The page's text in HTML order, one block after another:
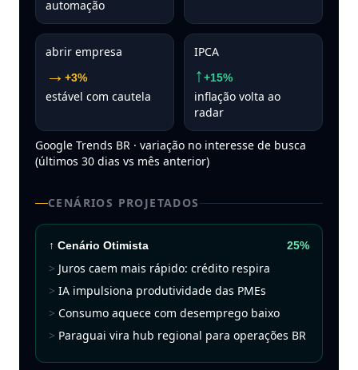
automação
abrir empresa
→ +3%
estável com cautela
IPCA
↑+15%
inflação volta ao
radar
Google Trends BR · variação no interesse de busca
(últimos 30 dias vs mês anterior)
CENÁRIOS PROJETADOS
↑ Cenário Otimista 25%
Juros caem mais rápido: crédito respira
IA impulsiona produtividade das PMEs
Consumo aquece com desemprego baixo
Paraguai vira hub regional para operações BR